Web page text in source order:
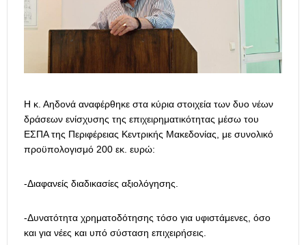
Η κ. Αηδονά αναφέρθηκε στα κύρια στοιχεία των δυο νέων
δράσεων ενίσχυσης της επιχειρηματικότητας μέσω του
ΕΣΠΑ της Περιφέρειας Κεντρικής Μακεδονίας, με συνολικό
προϋπολογισμό 200 εκ. ευρώ:
-Διαφανείς διαδικασίες αξιολόγησης.
-Δυνατότητα χρηματοδότησης τόσο για υφιστάμενες, όσο
και για νέες και υπό σύσταση επιχειρήσεις.